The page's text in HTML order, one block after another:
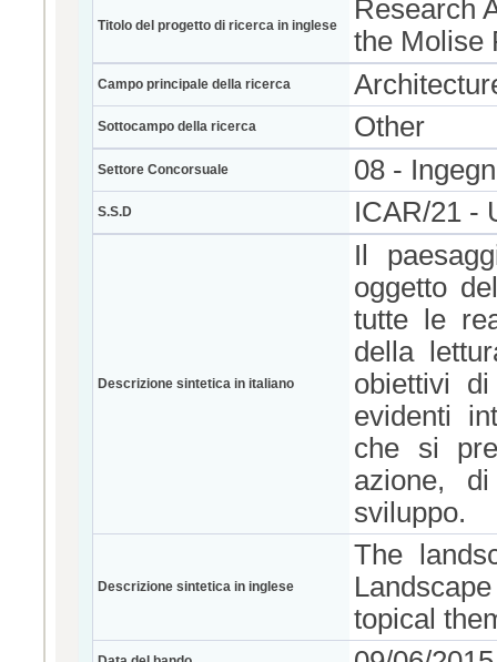
Titolo del progetto di ricerca in inglese
Research
the Molise
Campo principale della ricerca
Sottocampo della ricerca Other
Settore Concorsuale 08 -
S.S.D ICAR/21 -
Descrizione sintetica in italiano
Il
oggetto
tutte le
della
obiettivi
evidenti
che si
azione,
sviluppo.
Descrizione sintetica in inglese
The
topical